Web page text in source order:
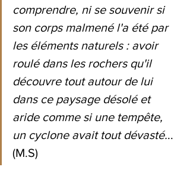
comprendre, ni se souvenir si
son corps malmené l'a été par
les éléments naturels : avoir
roulé dans les rochers qu'il
découvre tout autour de lui
dans ce paysage désolé et
aride comme si une tempête,
un cyclone avait tout dévasté...
(M.S)